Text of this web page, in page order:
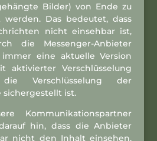
Bilder) von Ende zu
werden. Das bedeutet, dass
nicht einsehbar ist,
die Messenger-Anbieter
eine aktuelle Version
aktivierter Verschlüsselung
Verschlüsselung der
ist.
Kommunikationspartner
hin, dass die Anbieter
nicht den Inhalt einsehen,